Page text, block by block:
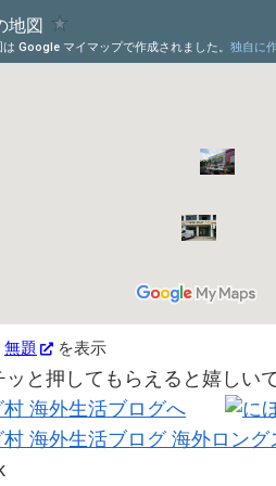
無題 を表示
ッと押してもらえると嬉しい